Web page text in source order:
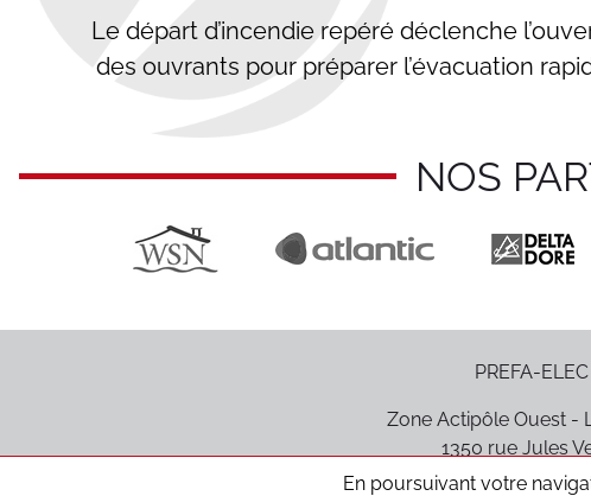
Le départ d’incendie repéré déclenche
des ouvrants pour préparer l’évacuation
NOS
PREFA-ELEC
Zone Actipôle Ouest -
1350 rue Jules
85170 Le Poiré-
En poursuivant votre